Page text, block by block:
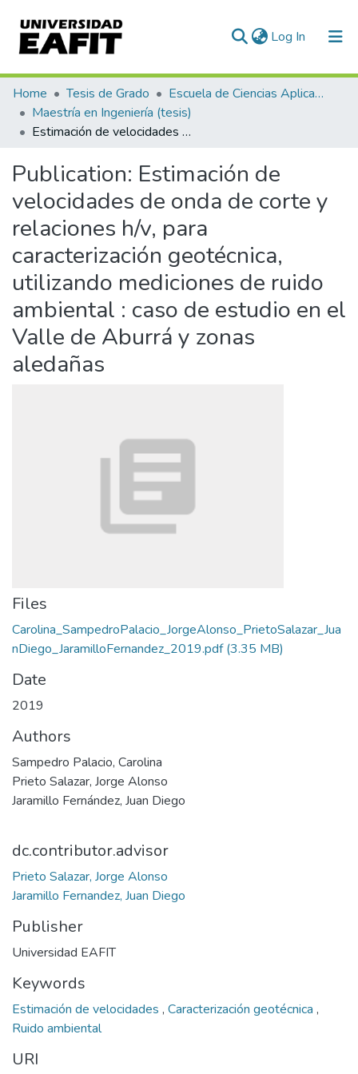
Log In (current)
Communities & Collections
All of DSpace
Home Tesis de Grado
Escuela de Ciencias Aplicadas e Ingeniería
Maestría en Ingeniería (tesis)
Estimación de velocidades de onda de corte y relaciones h/v, para caracterización geotécnica, utilizando mediciones de ruido ambiental : caso de estudio en el Valle de Aburrá y zonas aledañas
Publication: Estimación de
velocidades de onda de corte y
relaciones h/v, para
caracterización geotécnica,
utilizando mediciones de ruido
ambiental : caso de estudio en el
Valle de Aburrá y zonas
aledañas
Files
Carolina_SampedroPalacio_JorgeAlonso_PrietoSalazar_Jua
nDiego_JaramilloFernandez_2019.pdf(3.35 MB)
Date
2019
Authors
Sampedro Palacio, Carolina
Prieto Salazar, Jorge Alonso
Jaramillo Fernández, Juan Diego
dc.contributor.advisor
Prieto Salazar, Jorge Alonso
Jaramillo Fernandez, Juan Diego
Publisher
Universidad EAFIT
Keywords
Estimación de velocidades , Caracterización geotécnica ,
Ruido ambiental
URI